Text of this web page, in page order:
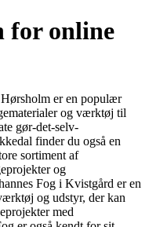
for online
er en populær
og værktøj til
gør-det-selv-
finder du også en
sortiment af
og
Fog i Kvistgård er en
og udstyr, der kan
med